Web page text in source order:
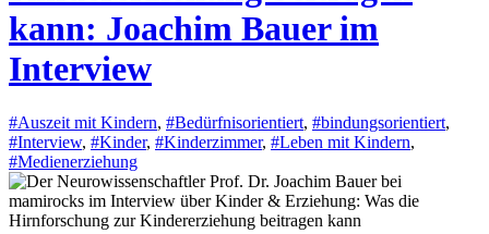
kann: Joachim Bauer im
Interview
#Auszeit mit Kindern, #Bedürfnisorientiert, #bindungsorientiert,
#Interview, #Kinder, #Kinderzimmer, #Leben mit Kindern,
#Medienerziehung